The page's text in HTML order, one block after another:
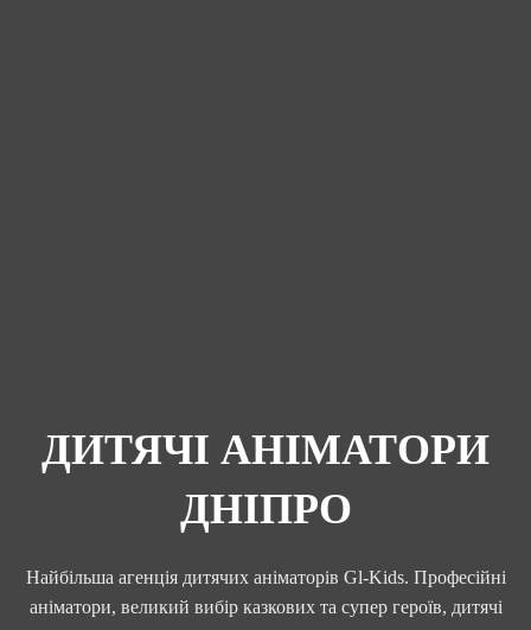
ДИТЯЧІ АНІМАТОРИ
ДНІПРО
Найбільша агенція дитячих аніматорів Gl-Kids. Професійні
аніматори, великий вибір казкових та супер героїв, дитячі